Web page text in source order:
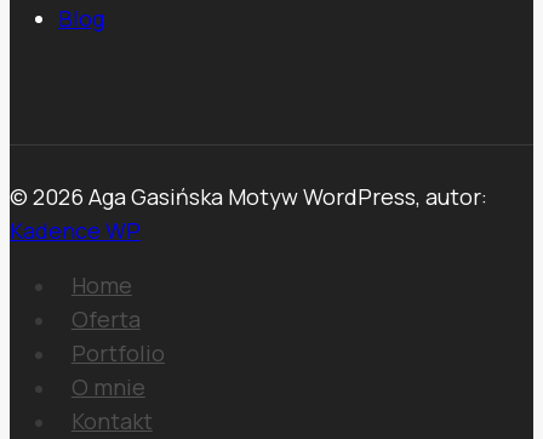
Blog
© 2026 Aga Gasińska Motyw WordPress, autor:
Kadence WP
Home
Oferta
Portfolio
O mnie
Kontakt